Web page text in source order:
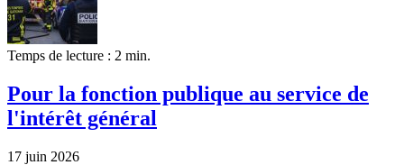
Temps de lecture : 2 min.
Pour la fonction publique au service de
l'intérêt général
17 juin 2026